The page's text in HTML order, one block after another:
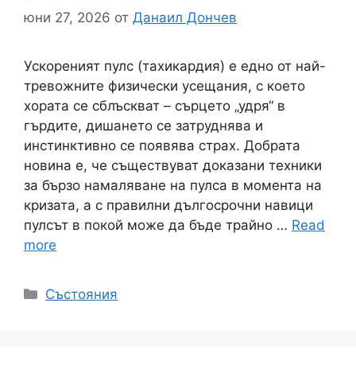
юни 27, 2026 от Данаил Дончев
Ускореният пулс (тахикардия) е едно от най-
тревожните физически усещания, с което
хората се сблъскват – сърцето „удря“ в
гърдите, дишането се затруднява и
инстинктивно се появява страх. Добрата
новина е, че съществуват доказани техники
за бързо намаляване на пулса в момента на
кризата, а с правилни дългосрочни навици
пулсът в покой може да бъде трайно … Read
more
Категории
Състояния